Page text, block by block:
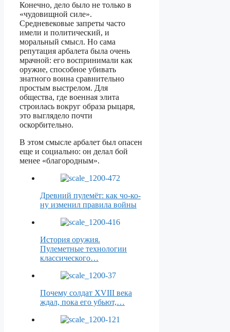
Конечно, дело было не только в
«чудовищной силе».
Средневековые запреты часто
имели и политический, и
моральный смысл. Но сама
репутация арбалета была очень
мрачной: его воспринимали как
оружие, способное убивать
знатного воина сравнительно
простым выстрелом. Для
общества, где военная элита
строилась вокруг образа рыцаря,
это выглядело почти
оскорбительно.
В этом смысле арбалет был опасен
еще и социально: он делал бой
менее «благородным».
Древний пулемёт: как чо-ко-
ну изменил правила войны
История оружия.
Пулеметные технологии
классического…
Почему солдат XVIII века
ждал, пока его убьют,…